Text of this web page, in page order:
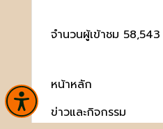
จำนวนผู้เข้าชม
หน้าหลัก
ข่าวและกิจกรรม